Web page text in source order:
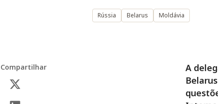
Rússia Belarus Moldávia
Compartilhar
A